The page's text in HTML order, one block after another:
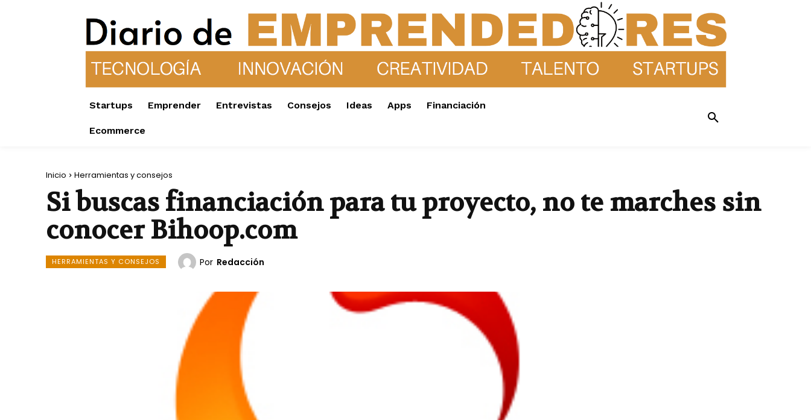
Startups Emprender Entrevistas Consejos Ideas Apps Financiación
Ecommerce
Inicio Herramientas y consejos
Si buscas financiación para tu proyecto, no te marches sin
conocer Bihoop.com
HERRAMIENTAS Y CONSEJOS Por Redacción